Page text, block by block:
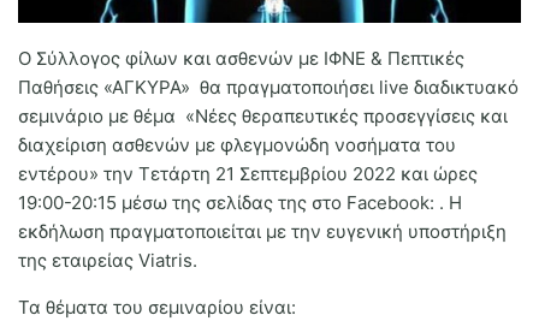
Ο Σύλλογος φίλων και ασθενών με ΙΦΝΕ & Πεπτικές
Παθήσεις «ΑΓΚΥΡΑ» θα πραγματοποιήσει live διαδικτυακό
σεμινάριο με θέμα «Νέες θεραπευτικές προσεγγίσεις και
διαχείριση ασθενών με φλεγμονώδη νοσήματα του
εντέρου» την Τετάρτη 21 Σεπτεμβρίου 2022 και ώρες
19:00-20:15 μέσω της σελίδας της στο Facebook: . Η
εκδήλωση πραγματοποιείται με την ευγενική υποστήριξη
της εταιρείας Viatris.
Τα θέματα του σεμιναρίου είναι: